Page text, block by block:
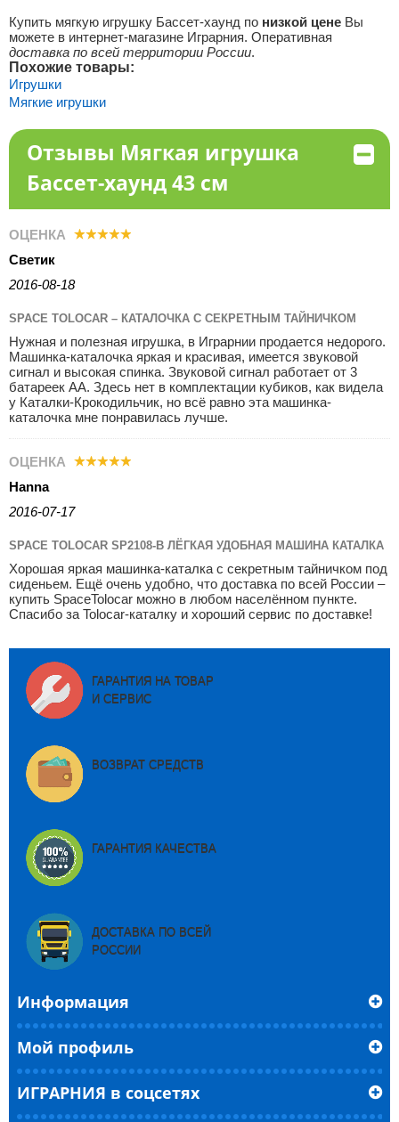
Купить мягкую игрушку Бассет-хаунд по низкой ценеВы
можете в интернет-магазине Играрния. Оперативная
доставка по всей территории России.
Похожие товары:
Игрушки
Мягкие игрушки
Отзывы Мягкая игрушка
Бассет-хаунд 43 см
ОЦЕНКА
Светик
2016-08-18
SPACE TOLOCAR – КАТАЛОЧКА С СЕКРЕТНЫМ ТАЙНИЧКОМ
Нужная и полезная игрушка, в Играрнии продается недорого.
Машинка-каталочка яркая и красивая, имеется звуковой
сигнал и высокая спинка. Звуковой сигнал работает от 3
батареек АА. Здесь нет в комплектации кубиков, как видела
у Каталки-Крокодильчик, но всё равно эта машинка-
каталочка мне понравилась лучше.
ОЦЕНКА
Hanna
2016-07-17
SPACE TOLOCAR SP2108-B ЛЁГКАЯ УДОБНАЯ МАШИНА КАТАЛКА
Хорошая яркая машинка-каталка с секретным тайничком под
сиденьем. Ещё очень удобно, что доставка по всей России –
купить SpaceTolocar можно в любом населённом пункте.
Спасибо за Tolocar-каталку и хороший сервис по доставке!
ГАРАНТИЯ НА ТОВАР
И СЕРВИС
ВОЗВРАТ СРЕДСТВ
ГАРАНТИЯ КАЧЕСТВА
ДОСТАВКА ПО ВСЕЙ
РОССИИ
Информация
Мой профиль
ИГРАРНИЯ в соцсетях